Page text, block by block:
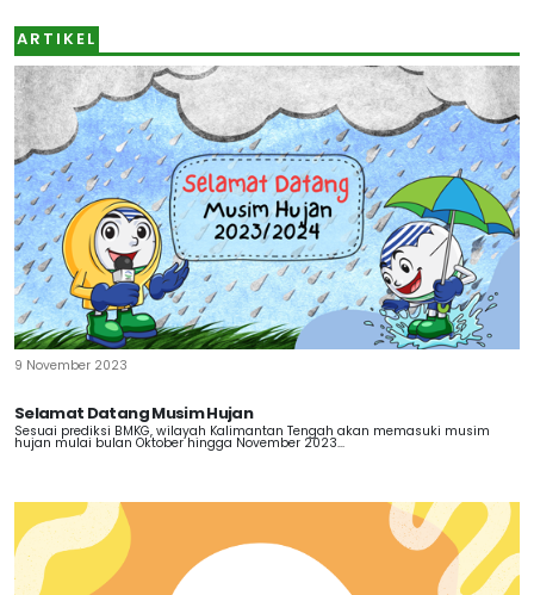
ARTIKEL
9 November 2023
Selamat Datang Musim Hujan
Sesuai prediksi BMKG, wilayah Kalimantan Tengah akan memasuki musim
hujan mulai bulan Oktober hingga November 2023...